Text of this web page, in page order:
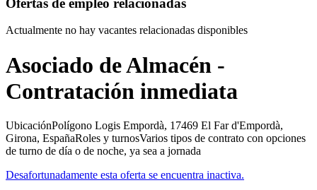
Actualmente no hay vacantes relacionadas disponibles
Asociado de Almacén -
Contratación inmediata
UbicaciónPolígono Logis Empordà, 17469 El Far d'Empordà,
Girona, EspañaRoles y turnosVarios tipos de contrato con opciones
de turno de día o de noche, ya sea a jornada
Desafortunadamente esta oferta se encuentra inactiva.